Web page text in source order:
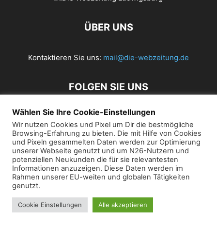
ÜBER UNS
Kontaktieren Sie uns: mail@die-webzeitung.de
FOLGEN SIE UNS
© 2019 Die Webzeitung
Wählen Sie Ihre Cookie-Einstellungen
Wir nutzen Cookies und Pixel um Dir die bestmögliche
Browsing-Erfahrung zu bieten. Die mit Hilfe von Cookies
und Pixeln gesammelten Daten werden zur Optimierung
unserer Webseite genutzt und um N26-Nutzern und
potenziellen Neukunden die für sie relevantesten
Informationen anzuzeigen. Diese Daten werden im
Rahmen unserer EU-weiten und globalen Tätigkeiten
genutzt.
Cookie Einstellungen Alle akzeptieren